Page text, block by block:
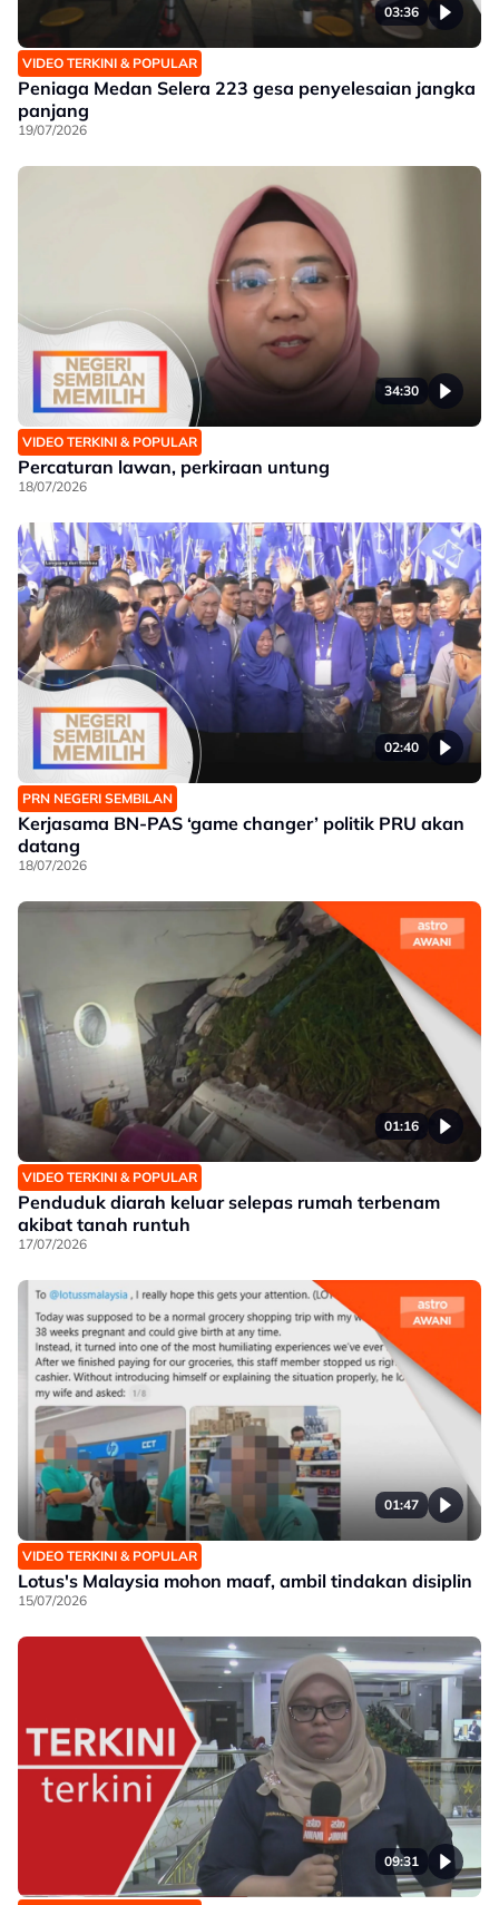
03:36
VIDEO TERKINI & POPULAR
Peniaga Medan Selera 223 gesa penyelesaian jangka
panjang
19/07/2026
34:30
VIDEO TERKINI & POPULAR
Percaturan lawan, perkiraan untung
18/07/2026
02:40
PRN NEGERI SEMBILAN
Kerjasama BN-PAS ‘game changer’ politik PRU akan
datang
18/07/2026
01:16
VIDEO TERKINI & POPULAR
Penduduk diarah keluar selepas rumah terbenam
akibat tanah runtuh
17/07/2026
01:47
VIDEO TERKINI & POPULAR
Lotus's Malaysia mohon maaf, ambil tindakan disiplin
15/07/2026
09:31